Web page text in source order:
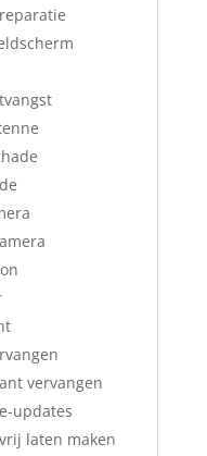
vervangen
updates
laten maken